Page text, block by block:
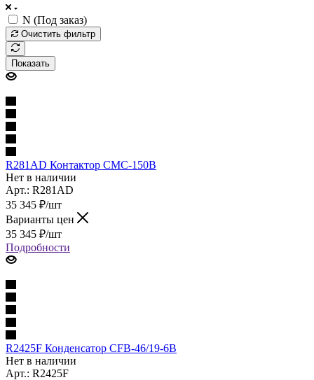
N (Под заказ)
Очистить фильтр
Показать
R281AD Контактор CMC-150B
Нет в наличии
Арт.: R281AD
35 345 ₽/шт
Варианты цен
35 345 ₽/шт
Подробности
R2425F Конденсатор CFB-46/19-6B
Нет в наличии
Арт.: R2425F